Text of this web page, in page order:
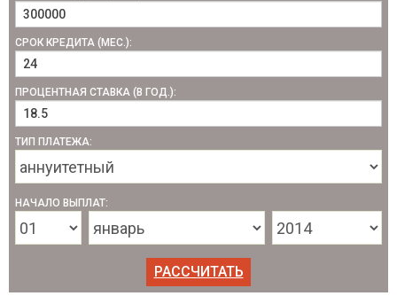
СРОК КРЕДИТА (МЕС.):
ПРОЦЕНТНАЯ СТАВКА (В ГОД.):
ТИП ПЛАТЕЖА:
НАЧАЛО ВЫПЛАТ: